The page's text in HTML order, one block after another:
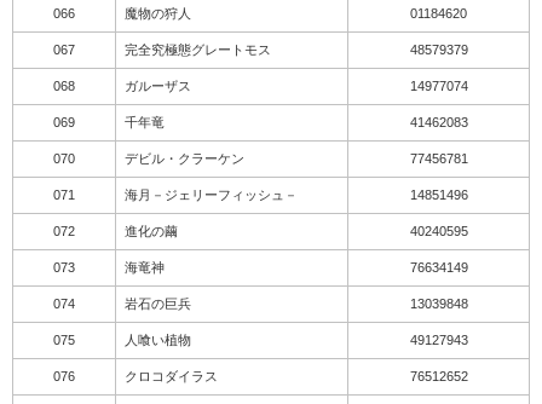
066 魔物の狩人 01184620
067 完全究極態グレートモス 48579379
068 ガルーザス 14977074
069 千年竜 41462083
070 デビル・クラーケン 77456781
071 海月－ジェリーフィッシュ－ 14851496
072 進化の繭 40240595
073 海竜神 76634149
074 岩石の巨兵 13039848
075 人喰い植物 49127943
076 クロコダイラス 76512652